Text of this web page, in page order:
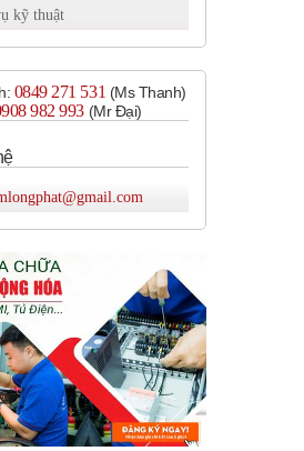
kỹ thuật
0849 271 531 (Ms Thanh)
982 993​ (Mr Đại)